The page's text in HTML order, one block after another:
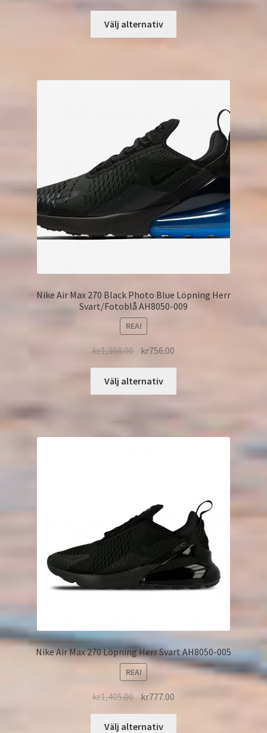
Välj alternativ
Nike Air Max 270 Black Photo Blue Löpning Herr
Svart/Fotoblå AH8050-009
REA!
kr1,368.00 kr756.00
Välj alternativ
Nike Air Max 270 Löpning Herr Svart AH8050-005
REA!
kr1,405.00 kr777.00
Välj alternativ